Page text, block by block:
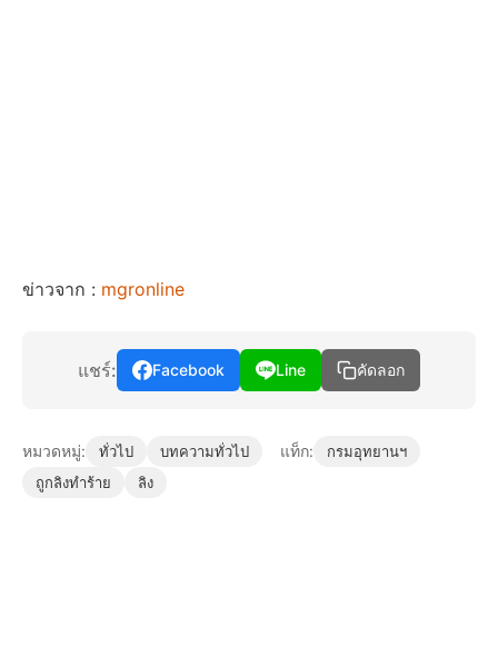
ข่าวจาก : mgronline
แชร์: Facebook Line คัดลอก
หมวดหมู่: ทั่วไป บทความทั่วไป แท็ก:
กรมอุทยานฯ
ถูกลิงทำร้าย
ลิง